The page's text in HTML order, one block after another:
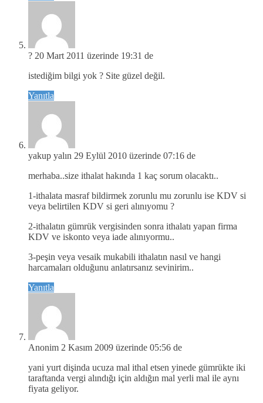
? 20 Mart 2011 üzerinde 19:31 de
istediğim bilgi yok ? Site güzel değil.
Yanıtla
yakup yalın 29 Eylül 2010 üzerinde 07:16 de
merhaba..size ithalat hakında 1 kaç sorum olacaktı..
1-ithalata masraf bildirmek zorunlu mu zorunlu ise KDV si
veya belirtilen KDV si geri alınıyomu ?
2-ithalatın gümrük vergisinden sonra ithalatı yapan firma
KDV ve iskonto veya iade alınıyormu..
3-peşin veya vesaik mukabili ithalatın nasıl ve hangi
harcamaları olduğunu anlatırsanız sevinirim..
Yanıtla
Anonim 2 Kasım 2009 üzerinde 05:56 de
yani yurt dişinda ucuza mal ithal etsen yinede gümrükte iki
taraftanda vergi alındığı için aldığın mal yerli mal ile aynı
fiyata geliyor.